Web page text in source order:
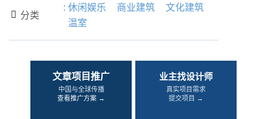
 分类
: 休闲娱乐 商业建筑
文化建筑
温室
文章项目推广
中国与全球传播
查看推广方案 →
业主找设计师
真实项目需求
提交项目 →